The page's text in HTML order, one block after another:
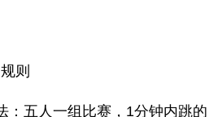
则
：五人一组比赛，1分钟内跳的